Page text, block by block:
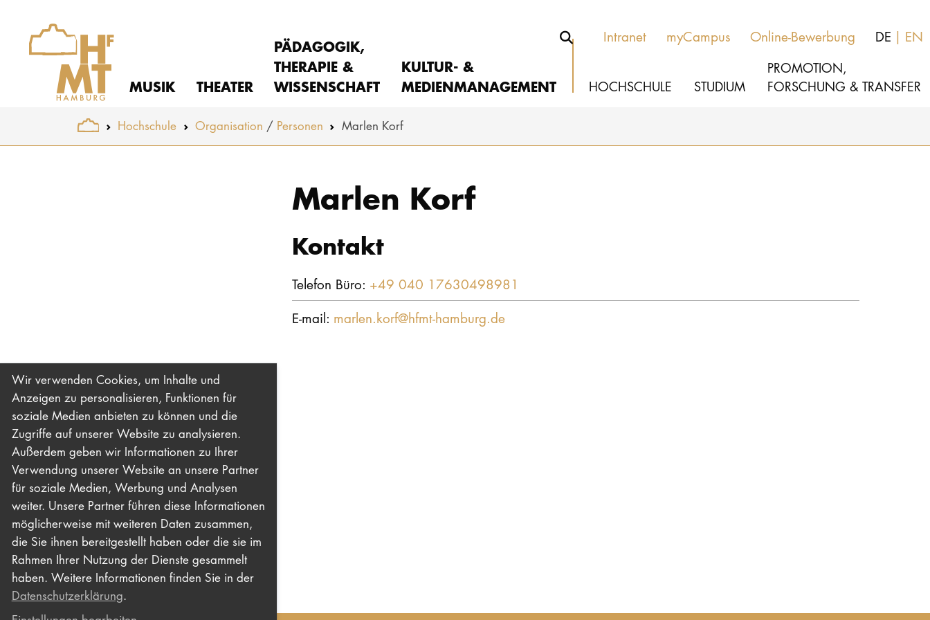
Intranet myCampus Online-Bewerbung DE EN
MUSIK THEATER
PÄDAGOGIK,
THERAPIE &
WISSENSCHAFT
KULTUR- &
MEDIENMANAGEMENT
HOCHSCHULE STUDIUM
PROMOTION,
FORSCHUNG & TRANSFER
You are here:Hochschule Organisation Personen Marlen Korf
Marlen Korf
Kontakt
Telefon Büro: +49 040 17630498981
E-mail: marlen.korf@hfmt-hamburg.de
Wir verwenden Cookies, um Inhalte und
Anzeigen zu personalisieren, Funktionen für
soziale Medien anbieten zu können und die
Zugriffe auf unserer Website zu analysieren.
Außerdem geben wir Informationen zu Ihrer
Verwendung unserer Website an unsere Partner
für soziale Medien, Werbung und Analysen
weiter. Unsere Partner führen diese Informationen
möglicherweise mit weiteren Daten zusammen,
die Sie ihnen bereitgestellt haben oder die sie im
Rahmen Ihrer Nutzung der Dienste gesammelt
haben. Weitere Informationen finden Sie in der
Datenschutzerklärung.
Netzwerk